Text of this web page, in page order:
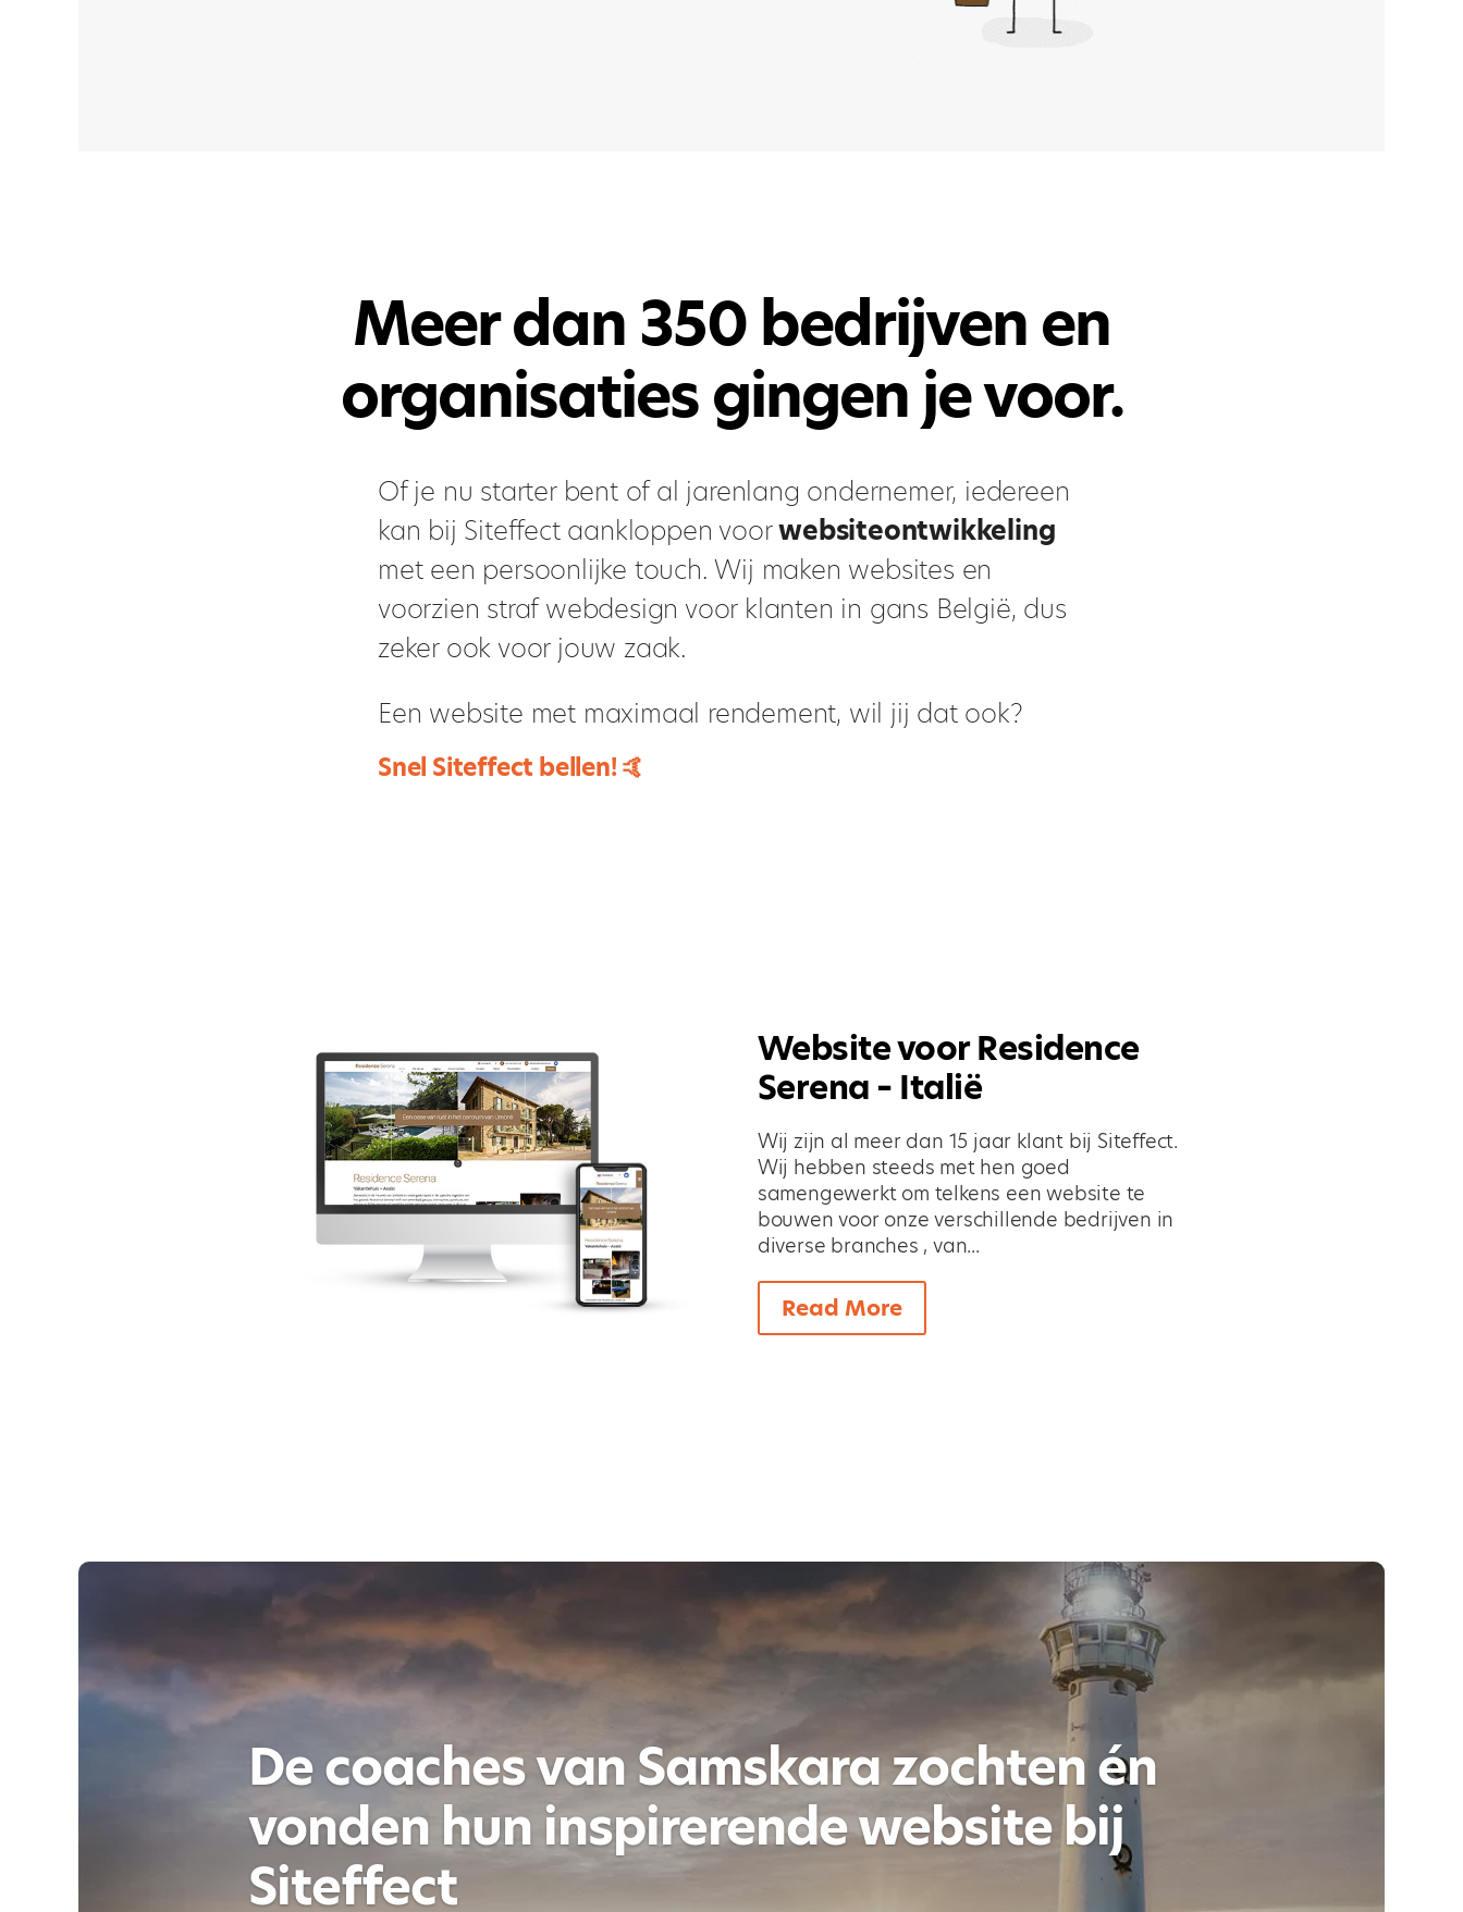
Meer dan 350 bedrijven en
organisaties gingen je voor.
Of je nu starter bent of al jarenlang ondernemer, iedereen
kan bij Siteffect aankloppen voorwebsiteontwikkeling
met een persoonlijke touch. Wij maken websites en
voorzien straf webdesign voor klanten in gans België, dus
zeker ook voor jouw zaak.
Een website met maximaal rendement, wil jij dat ook?
Snel Siteffect bellen! 🤙
Website voor Residence
Serena – Italië
Wij zijn al meer dan 15 jaar klant bij Siteffect.
Wij hebben steeds met hen goed
samengewerkt om telkens een website te
bouwen voor onze verschillende bedrijven in
diverse branches , van...
Read More
De coaches van Samskara zochten én
vonden hun inspirerende website bij
Siteffect